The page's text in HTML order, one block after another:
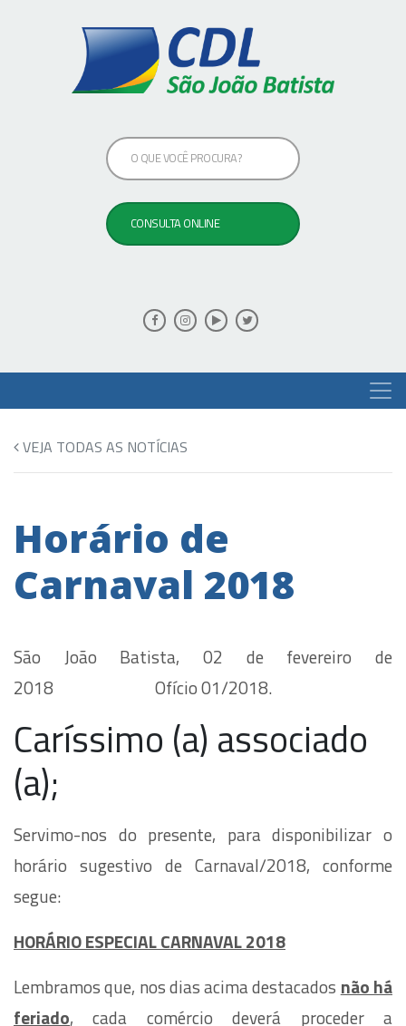
VEJA TODAS AS NOTÍCIAS
Horário de
Carnaval 2018
São João Batista, 02 de fevereiro de
2018 Ofício 01/2018.
Caríssimo (a) associado
(a);
Servimo-nos do presente, para disponibilizar o
horário sugestivo de Carnaval/2018, conforme
segue:
HORÁRIO ESPECIAL CARNAVAL 2018
Lembramos que, nos dias acima destacados não há
feriado, cada comércio deverá proceder a